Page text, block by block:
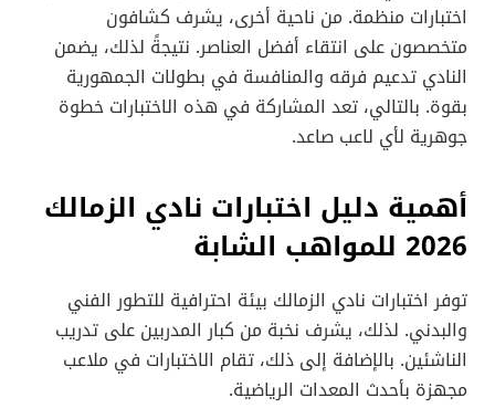
اختبارات منظمة. من ناحية أخرى، يشرف كشافون
متخصصون على انتقاء أفضل العناصر. نتيجةً لذلك، يضمن
النادي تدعيم فرقه والمنافسة في بطولات الجمهورية
بقوة. بالتالي، تعد المشاركة في هذه الاختبارات خطوة
جوهرية لأي لاعب صاعد.
أهمية دليل اختبارات نادي الزمالك
2026 للمواهب الشابة
توفر اختبارات نادي الزمالك بيئة احترافية للتطور الفني
والبدني. لذلك، يشرف نخبة من كبار المدربين على تدريب
الناشئين. بالإضافة إلى ذلك، تقام الاختبارات في ملاعب
مجهزة بأحدث المعدات الرياضية.